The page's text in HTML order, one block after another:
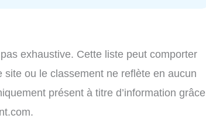
exhaustive. Cette liste peut comporter
site ou le classement ne reflète en aucun
présent à titre d’information grâce